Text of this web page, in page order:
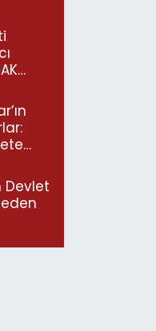
Devlet